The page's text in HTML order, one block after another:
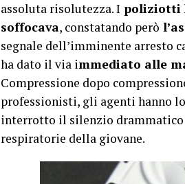
assoluta risolutezza. I poliziotti
soffocava, constatando però
segnale dell’imminente arresto
ha dato il via immediato alle
Compressione dopo
professionisti, gli agenti hanno
interrotto il silenzio drammatico
respiratorie della giovane.